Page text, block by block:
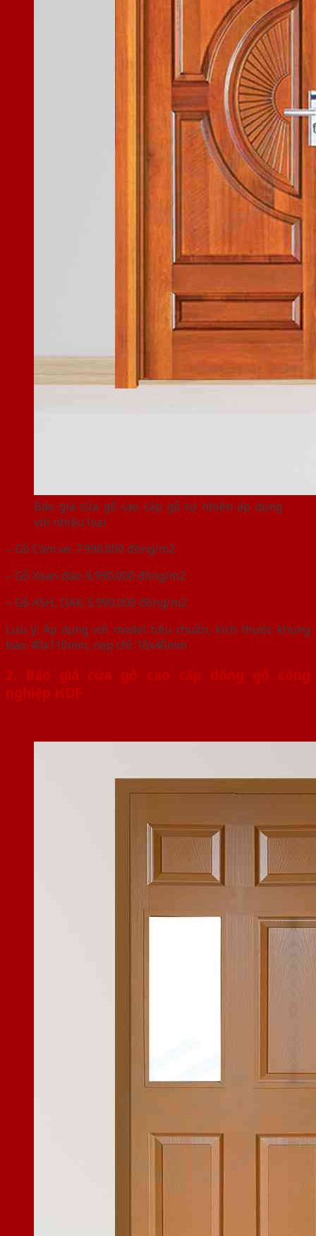
Báo giá cửa gỗ cao cấp gỗ tự nhiên áp dụng
với nhiều loại
– Gỗ Căm xe: 7.990.000 đồng/m2
– Gỗ Xoan đào: 6.990.000 đồng/m2
– Gỗ ASH, OAK: 5.990.000 đồng/m2
Lưu ý: Áp dụng với model tiêu chuẩn, kích thước khung
bao: 40x110mm, nẹp chỉ: 10x40mm
2. Báo giá cửa gỗ cao cấp dòng gỗ công
nghiệp HDF